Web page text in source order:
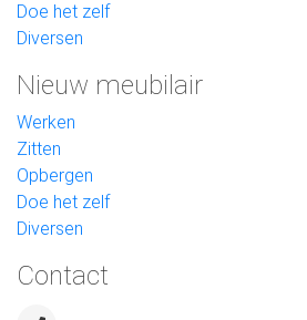
Doe het zelf
Diversen
Nieuw meubilair
Werken
Zitten
Opbergen
Doe het zelf
Diversen
Contact